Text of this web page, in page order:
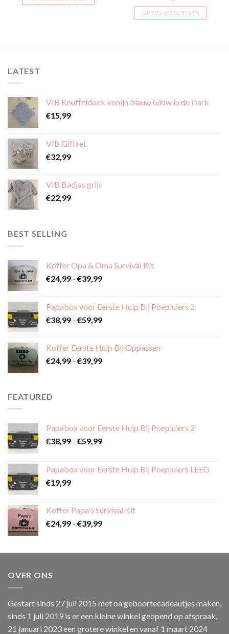
worden
op
OPTIES SELECTEREN
kan
LATEST
VIB Knuffeldoek konijn blauw Glow in de Dark
€15,99
VIB Giftset
€32,99
VIB Badjas grijs
€22,99
BEST SELLING
Koffer Opa & Oma Survival Kit
€24,99 - €39,99Prijsklasse:
€39,99
Papabox voor Eerste Hulp Bij Poepluiers 2
€38,99 - €59,99Prijsklasse:
€59,99
Koffer Eerste Hulp Bij Oppassen
€24,99 - €39,99Prijsklasse:
FEATURED
Papabox voor Eerste Hulp Bij Poepluiers 2
€38,99 - €59,99Prijsklasse:
€59,99
Papabox voor Eerste Hulp Bij Poepluiers LEEG
€19,99
Koffer Papa's Survival Kit
€24,99 - €39,99Prijsklasse:
€39,99
OVER ONS
Gestart sinds 27 juli 2015 met oa geboortecadeautjes maken,
sinds 1 juli 2019 is er een kleine winkel geopend op afspraak,
21 januari 2023 een grotere winkel en vanaf 1 maart 2024